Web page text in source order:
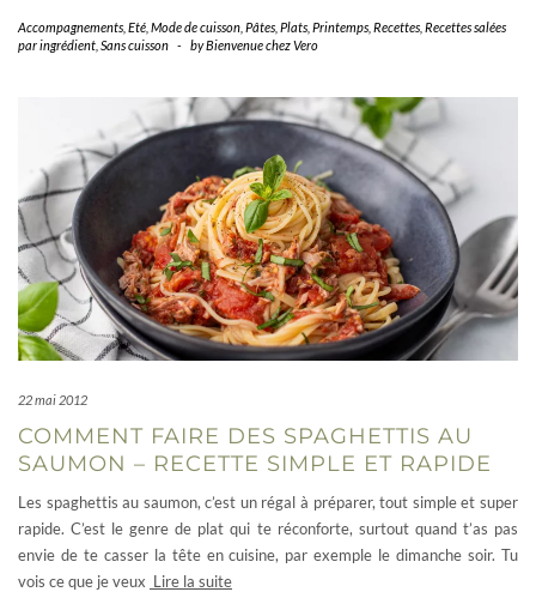
Accompagnements Eté Mode de cuisson Pâtes Plats Printemps Recettes Recettes salées
par ingrédient Sans cuisson - byBienvenue chez Vero
22 mai 2012
COMMENT FAIRE DES SPAGHETTIS AU
SAUMON – RECETTE SIMPLE ET RAPIDE
Les spaghettis au saumon, c’est un régal à préparer, tout simple et super
rapide. C’est le genre de plat qui te réconforte, surtout quand t’as pas
envie de te casser la tête en cuisine, par exemple le dimanche soir. Tu
vois ce que je veux Lire la suite